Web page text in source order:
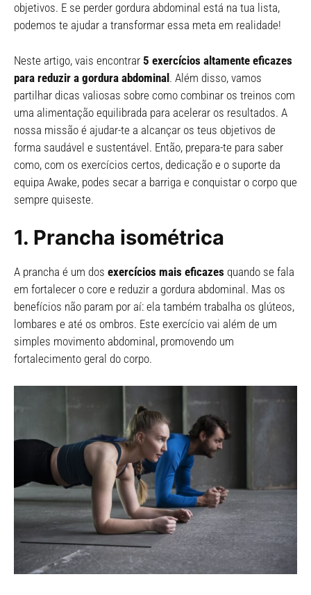
objetivos. E se perder gordura abdominal está na tua lista,
podemos te ajudar a transformar essa meta em realidade!
Neste artigo, vais encontrar 5 exercícios altamente eficazes
para reduzir a gordura abdominal. Além disso, vamos
partilhar dicas valiosas sobre como combinar os treinos com
uma alimentação equilibrada para acelerar os resultados. A
nossa missão é ajudar-te a alcançar os teus objetivos de
forma saudável e sustentável. Então, prepara-te para saber
como, com os exercícios certos, dedicação e o suporte da
equipa Awake, podes secar a barriga e conquistar o corpo que
sempre quiseste.
1. Prancha isométrica
A prancha é um dos exercícios mais eficazes quando se fala
em fortalecer o core e reduzir a gordura abdominal. Mas os
benefícios não param por aí: ela também trabalha os glúteos,
lombares e até os ombros. Este exercício vai além de um
simples movimento abdominal, promovendo um
fortalecimento geral do corpo.